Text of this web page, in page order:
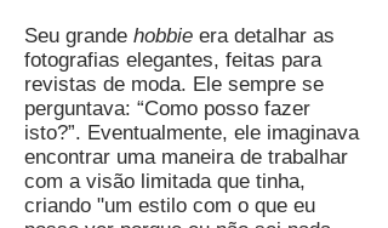
Seu grande hobbie era detalhar as
fotografias elegantes, feitas para
revistas de moda. Ele sempre se
perguntava: “Como posso fazer
isto?”. Eventualmente, ele imaginava
encontrar uma maneira de trabalhar
com a visão limitada que tinha,
criando "um estilo com o que eu